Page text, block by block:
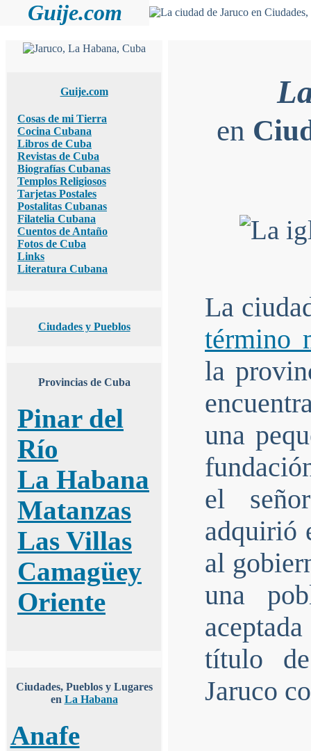
Guije.com
Guije.com
Cosas de mi Tierra
Cocina Cubana
Libros de Cuba
Revistas de Cuba
Biografías Cubanas
Templos Religiosos
Tarjetas Postales
Postalitas Cubanas
Filatelia Cubana
Cuentos de Antaño
Fotos de Cuba
Links
Literatura Cubana
Ciudades y Pueblos
Provincias de Cuba
Pinar del
Río
La Habana
Matanzas
Las Villas
Camagüey
Oriente
Ciudades, Pueblos y Lugares
en La Habana
Anafe
en
La
término
la
una
el
adquirió
al
una
título
Jaruco